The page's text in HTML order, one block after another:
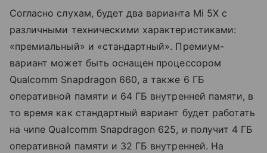
Согласно слухам, будет два варианта Mi 5X с
различными техническими характеристиками:
«премиальный» и «стандартный». Премиум-
вариант может быть оснащен процессором
Qualcomm Snapdragon 660, а также 6 ГБ
оперативной памяти и 64 ГБ внутренней памяти, в
то время как стандартный вариант будет работать
на чипе Qualcomm Snapdragon 625, и получит 4 ГБ
оперативной памяти и 32 ГБ внутренней. На